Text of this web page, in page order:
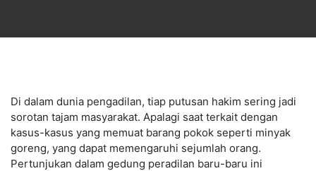
Di dalam dunia pengadilan, tiap putusan hakim sering jadi
sorotan tajam masyarakat. Apalagi saat terkait dengan
kasus-kasus yang memuat barang pokok seperti minyak
goreng, yang dapat memengaruhi sejumlah orang.
Pertunjukan dalam gedung peradilan baru-baru ini